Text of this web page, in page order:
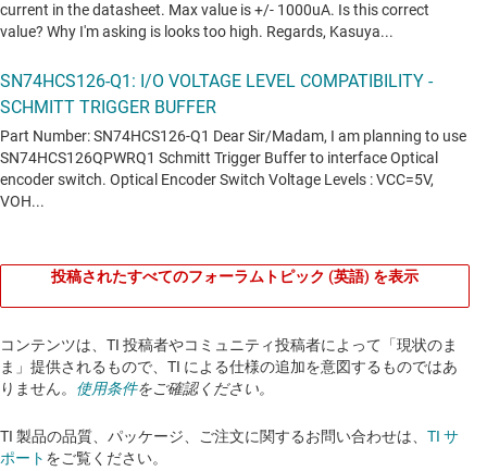
投稿されたすべてのフォーラムトピック (英語) を表示
コンテンツは、TI 投稿者やコミュニティ投稿者によって「現状のま
ま」提供されるもので、TI による仕様の追加を意図するものではあ
りません。 使用条件をご確認ください。
TI 製品の品質、パッケージ、ご注文に関するお問い合わせは、 TI サ
ポート をご覧ください。​​​​​​​​​​​​​​